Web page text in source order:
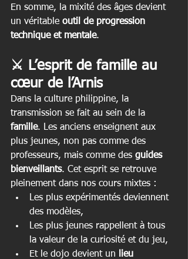
En somme, la mixité des âges devient
un véritable outil de progression
technique et mentale.
⚔️ L’esprit de famille au
cœur de l’Arnis
Dans la culture philippine, la
transmission se fait au sein de la
famille. Les anciens enseignent aux
plus jeunes, non pas comme des
professeurs, mais comme des guides
bienveillants. Cet esprit se retrouve
pleinement dans nos cours mixtes :
Les plus expérimentés deviennent
des modèles,
Les plus jeunes rappellent à tous
la valeur de la curiosité et du jeu,
Et le dojo devient un lieu